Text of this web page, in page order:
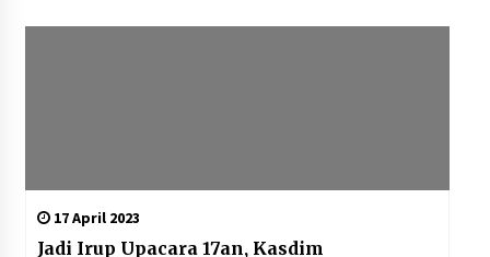
17 April 2023
Jadi Irup Upacara 17an, Kasdim